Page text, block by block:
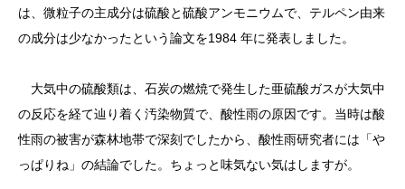
は、微粒子の主成分は硫酸と硫酸アンモニウムで、テルペン由来
の成分は少なかったという論文を1984 年に発表しました。
大気中の硫酸類は、石炭の燃焼で発生した亜硫酸ガスが大気中
の反応を経て辿り着く汚染物質で、酸性雨の原因です。当時は酸
性雨の被害が森林地帯で深刻でしたから、酸性雨研究者には「や
っぱりね」の結論でした。ちょっと味気ない気はしますが。